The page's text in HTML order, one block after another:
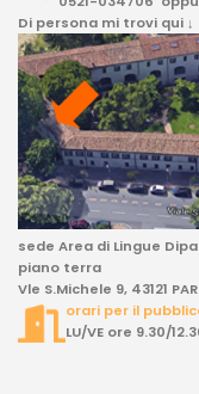
Di persona mi trovi qui ↓
sede Area di Lingue
piano terra
Vle S.Michele 9, 43121
orari per il
LU/VE ore 9.30/